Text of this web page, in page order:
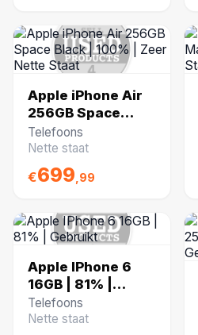
Apple iPhone Air
256GB Space
Black | 100% |
Zeer Nette Staat
Telefoons
Nette staat
€699 ,99
Apple IPhone 6
16GB | 81% |
Gebruikt
Telefoons
Nette staat